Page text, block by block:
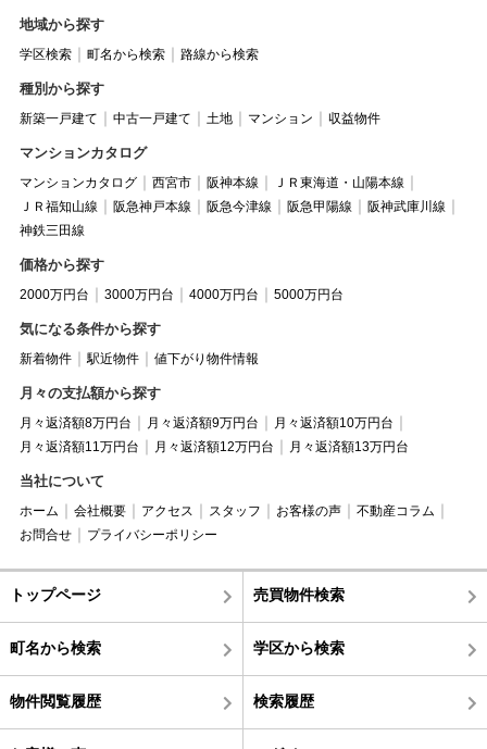
地域から探す
学区検索 町名から検索 路線から検索
種別から探す
新築一戸建て 中古一戸建て 土地 マンション 収益物件
マンションカタログ
マンションカタログ 西宮市 阪神本線
ＪＲ東海道・山陽本線
ＪＲ福知山線
阪急神戸本線 阪急今津線 阪急甲陽線
阪神武庫川線
神鉄三田線
価格から探す
2000万円台 3000万円台 4000万円台 5000万円台
気になる条件から探す
新着物件 駅近物件 値下がり物件情報
月々の支払額から探す
月々返済額8万円台 月々返済額9万円台
月々返済額10万円台
月々返済額11万円台
月々返済額12万円台 月々返済額13万円台
当社について
ホーム 会社概要 アクセス スタッフ お客様の声
不動産コラム
お問合せ
プライバシーポリシー
トップページ 売買物件検索
町名から検索 学区から検索
物件閲覧履歴 検索履歴